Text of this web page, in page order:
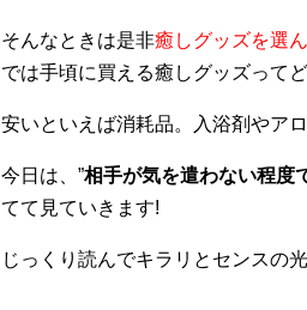
そんなときは是非癒しグッズを選
では手頃に買える癒しグッズって
安いといえば消耗品。入浴剤やア
今日は、”相手が気を遣わない程度
てて見ていきます!
じっくり読んでキラリとセンスの